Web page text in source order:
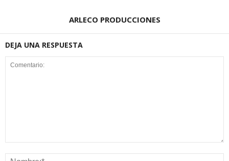
ARLECO PRODUCCIONES
DEJA UNA RESPUESTA